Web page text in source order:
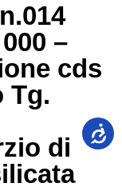
–
cds
Tg.
di